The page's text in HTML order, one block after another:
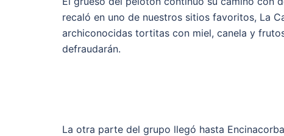
recaló en uno de nuestros sitios favoritos, La
archiconocidas tortitas con miel, canela y
defraudarán.
La otra parte del grupo llegó hasta